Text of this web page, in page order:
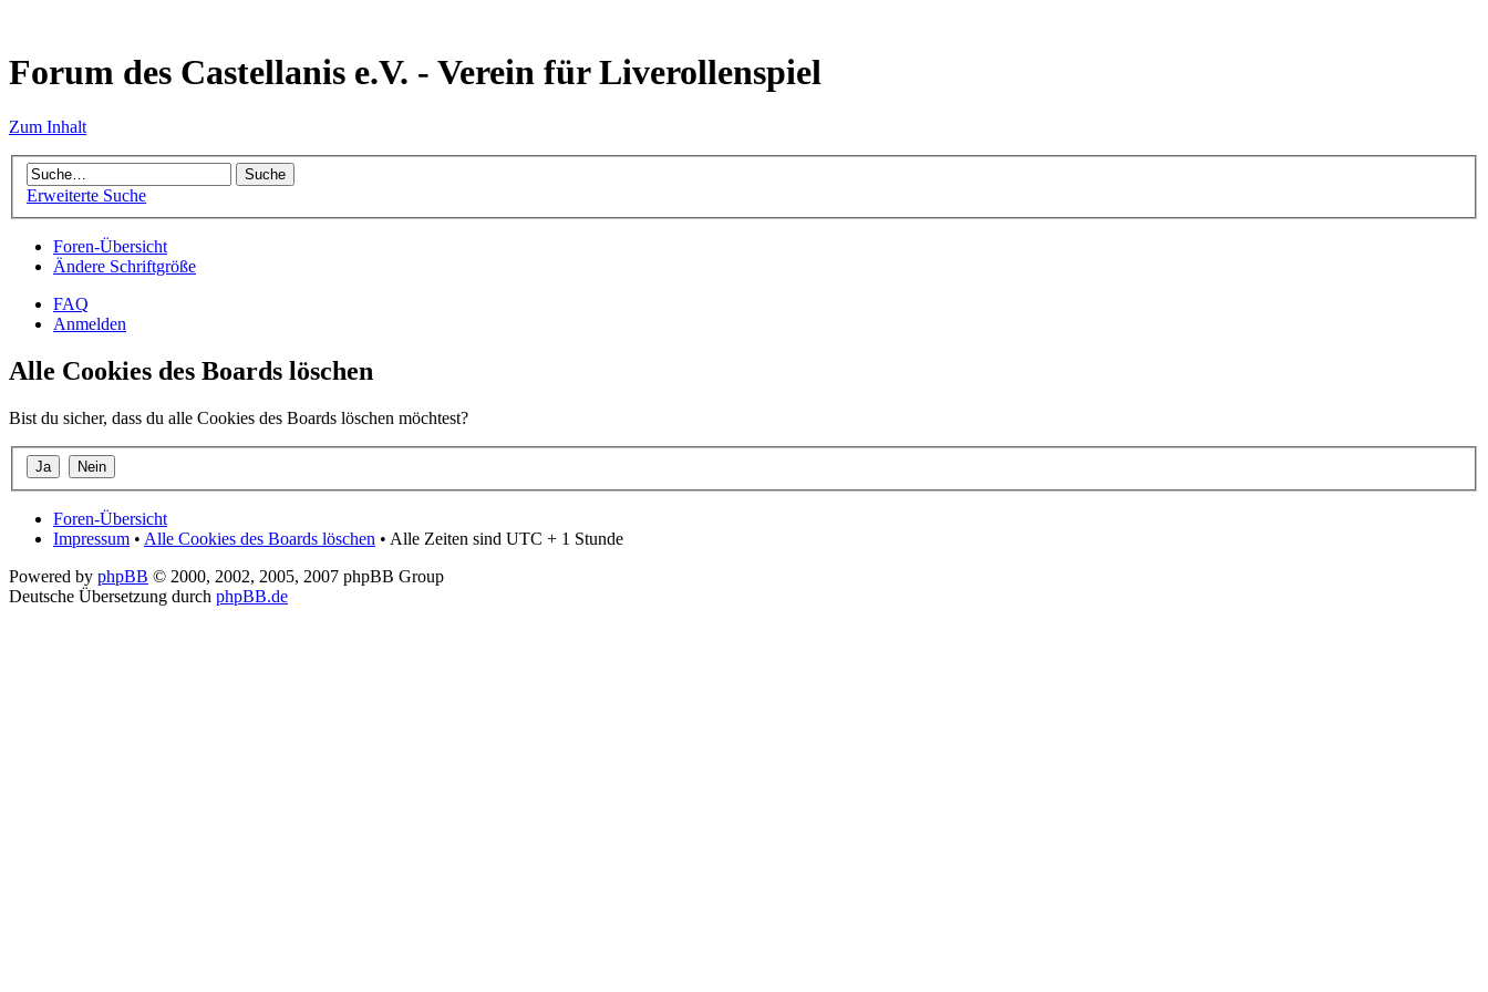
Forum des Castellanis e.V. - Verein für Liverollenspiel
Zum Inhalt
Erweiterte Suche
Foren-Übersicht
Ändere Schriftgröße
FAQ
Anmelden
Alle Cookies des Boards löschen
Bist du sicher, dass du alle Cookies des Boards löschen möchtest?
Foren-Übersicht
Impressum • Alle Cookies des Boards löschen • Alle Zeiten sind UTC + 1 Stunde
Powered by phpBB © 2000, 2002, 2005, 2007 phpBB Group
Deutsche Übersetzung durch phpBB.de